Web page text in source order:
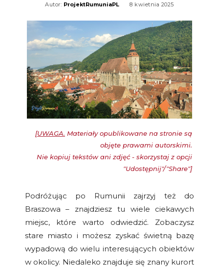
Autor: ProjektRumuniaPL 8 kwietnia 2025
[UWAGA. Materiały opublikowane na stronie są
objęte prawami autorskimi.
Nie kopiuj tekstów ani zdjęć - skorzystaj z opcji
"Udostępnij"/"Share"]
Podróżując po Rumunii zajrzyj też do
Braszowa – znajdziesz tu wiele ciekawych
miejsc, które warto odwiedzić. Zobaczysz
stare miasto i możesz zyskać świetną bazę
wypadową do wielu interesujących obiektów
w okolicy. Niedaleko znajduje się znany kurort